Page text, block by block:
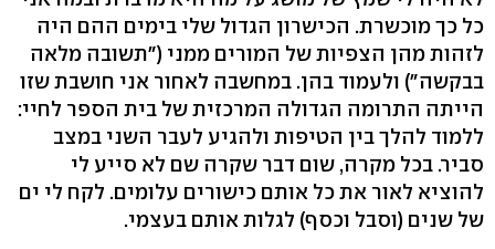
כל כך מוכשרת. הכישרון הגדול שלי בימים ההם היה
לזהות מהן הצפיות של המורים ממני ("תשובה מלאה
בבקשה") ולעמוד בהן. במחשבה לאחור אני חושבת שזו
הייתה התרומה הגדולה המרכזית של בית הספר לחיי:
ללמוד להלך בין הטיפות ולהגיע לעבר השני במצב
סביר. בכל מקרה, שום דבר שקרה שם לא סייע לי
להוציא לאור את כל אותם כישורים עלומים. לקח לי ים
של שנים (וסבל וכסף) לגלות אותם בעצמי.